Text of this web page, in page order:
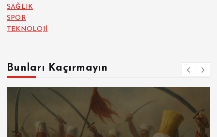
SAĞLIK
SPOR
TEKNOLOJİ
Bunları Kaçırmayın